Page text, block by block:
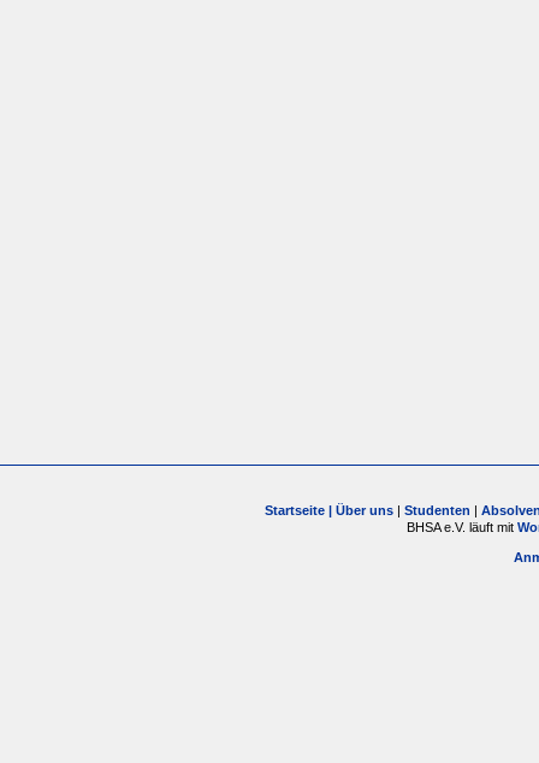
Startseite | Über uns| Studenten |
BHSA e.V. läuft mit